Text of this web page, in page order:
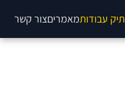
תיק עבודותמאמריםצור קשר